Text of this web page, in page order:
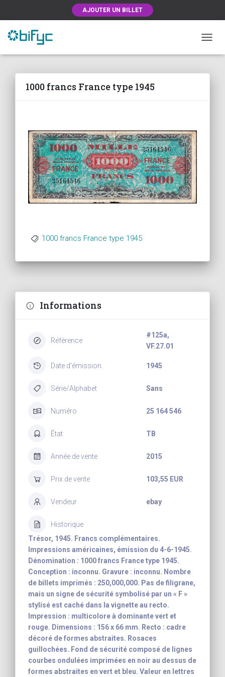
AJOUTER UN BILLET
1000 francs France type 1945
1000 francs France type 1945
Informations
Référence
#125a,
VF.27.01
Date d'émission 1945
Série/Alphabet Sans
Numéro 25 164 546
État TB
Année de vente 2015
Prix de vente 103,55 EUR
Vendeur ebay
Historique
Trésor, 1945. Francs complémentaires.
Impressions américaines, émission du 4-6-1945.
Dénomination : 1000 francs France type 1945.
Conception : inconnu. Gravure : inconnu. Nombre
de billets imprimés : 250,000,000. Pas de filigrane,
mais un signe de sécurité symbolisé par un « F »
stylisé est caché dans la vignette au recto.
Impression : multicolore à dominante vert et
rouge. Dimensions : 156 x 66 mm. Recto : cadre
décoré de formes abstraites. Rosaces
guillochées. Fond de sécurité composé de lignes
courbes ondulées imprimées en noir au dessus de
formes abstraites en vert et bleu. Valeur en lettres